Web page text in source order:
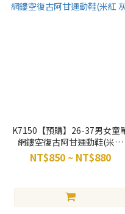
K7150【預購】26-37男女童
網鏤空復古阿甘運動鞋(米紅
灰)
NT$850 ~ NT$880